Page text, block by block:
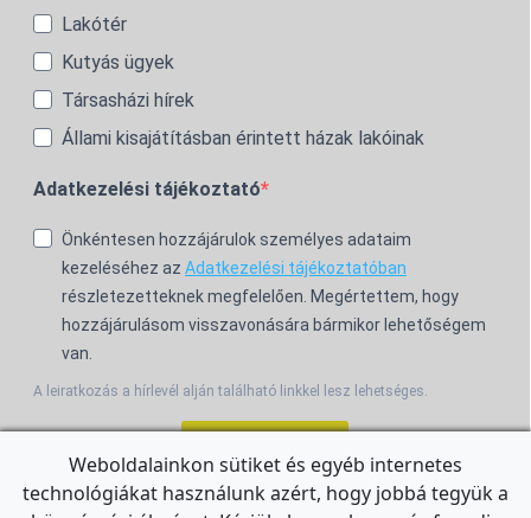
Lakótér
Kutyás ügyek
Társasházi hírek
Állami kisajátításban érintett házak lakóinak
Adatkezelési tájékoztató
Önkéntesen hozzájárulok személyes adataim
kezeléséhez az Adatkezelési tájékoztatóban
részletezetteknek megfelelően. Megértettem, hogy
hozzájárulásom visszavonására bármikor lehetőségem
van.
A leiratkozás a hírlevél alján található linkkel lesz lehetséges.
For the English Newsletter, clickHERE.
Weboldalainkon sütiket és egyéb internetes
technológiákat használunk azért, hogy jobbá tegyük a